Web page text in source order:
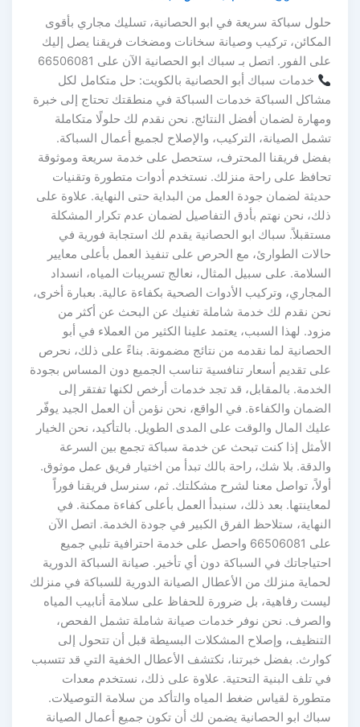
حلول سباكة سريعة في ابو الحصانية، تسليك مجاري بأقوى
المكائن، تركيب وصيانة سخانات ومضخات فريقنا يصل إليك
على الفور. اتصل بـ سباك ابو الحصانية الآن على 66506081
خدمات سباك أبو الحصانية بالكويت: حل متكامل لكل
مشاكل السباكة خدمات السباكة في منطقتك تحتاج إلى خبرة
ومهارة لضمان أفضل النتائج. نحن نقدم لك حلولًا متكاملة
تشمل الصيانة، التركيب، والإصلاح لجميع أعمال السباكة.
بفضل فريقنا المحترف، ستحصل على خدمة سريعة وموثوقة
تحافظ على راحة منزلك. نستخدم أدوات متطورة وتقنيات
حديثة لضمان جودة العمل من البداية حتى النهاية. علاوة على
ذلك، نحن نهتم بأدق التفاصيل لضمان عدم تكرار المشكلة
مستقبلاً. سباك ابو الحصانية يقدم لك استجابة فورية في
حالات الطوارئ، مع الحرص على تنفيذ العمل بأعلى معايير
السلامة. على سبيل المثال، نعالج تسريبات المياه، انسداد
المجاري، وتركيب الأدوات الصحية بكفاءة عالية. بعبارة أخرى،
نحن نقدم لك خدمة شاملة تغنيك عن البحث عن أكثر من
مزود. لهذا السبب، يعتمد علينا الكثير من العملاء في أبو
الحصانية لما نقدمه من نتائج مضمونة. بناءً على ذلك، نحرص
على تقديم أسعار تنافسية تناسب الجميع دون المساس بجودة
الخدمة. بالمقابل، قد تجد خدمات أرخص لكنها تفتقر إلى
الضمان والكفاءة. في الواقع، نحن نؤمن أن العمل الجيد يوفّر
عليك المال والوقت على المدى الطويل. بالتأكيد، نحن الخيار
الأمثل إذا كنت تبحث عن خدمة سباكة تجمع بين السرعة
والدقة. بلا شك، راحة بالك تبدأ من اختيار فريق عمل موثوق.
أولاً، تواصل معنا لشرح مشكلتك. ثم، سنرسل فريقنا فوراً
لمعاينتها. بعد ذلك، سنبدأ العمل بأعلى كفاءة ممكنة. في
النهاية، ستلاحظ الفرق الكبير في جودة الخدمة. اتصل الآن
على 66506081 واحصل على خدمة احترافية تلبي جميع
احتياجاتك في السباكة دون أي تأخير. صيانة السباكة الدورية
لحماية منزلك من الأعطال الصيانة الدورية للسباكة في منزلك
ليست رفاهية، بل ضرورة للحفاظ على سلامة أنابيب المياه
والصرف. نحن نوفر خدمات صيانة شاملة تشمل الفحص،
التنظيف، وإصلاح المشكلات البسيطة قبل أن تتحول إلى
كوارث. بفضل خبرتنا، نكتشف الأعطال الخفية التي قد تتسبب
في تلف البنية التحتية. علاوة على ذلك، نستخدم معدات
متطورة لقياس ضغط المياه والتأكد من سلامة التوصيلات.
سباك ابو الحصانية يضمن لك أن تكون جميع أعمال الصيانة